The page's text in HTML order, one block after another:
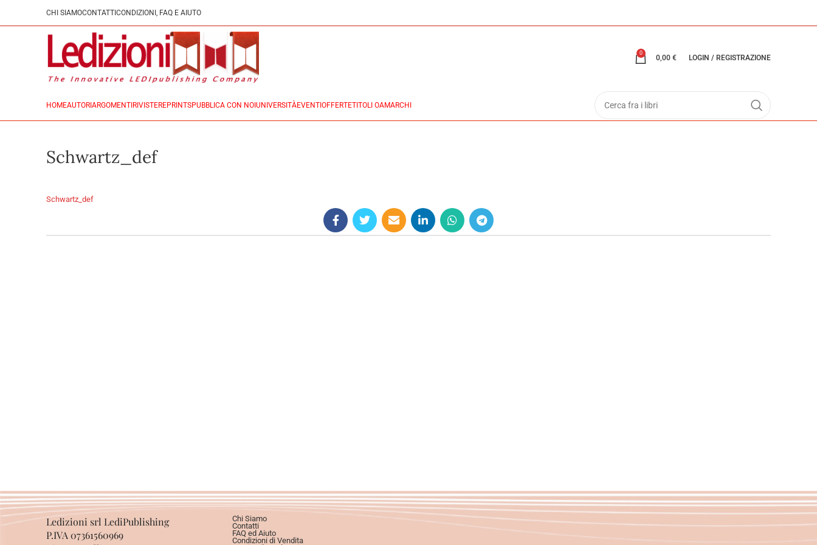
CHI SIAMOCONTATTI CONDIZIONI, FAQ E AIUTO
0
0,00 € LOGIN / REGISTRAZIONE
HOMEAUTORI ARGOMENTI RIVISTEREPRINTSPUBBLICA CON NOI UNIVERSITÀEVENTI OFFERTETITOLI OAMARCHI
Schwartz_def
Schwartz_def
Ledizioni srl LediPublishing
P.IVA 07361560969
Chi Siamo
Contatti
FAQ ed Aiuto
Condizioni di Vendita